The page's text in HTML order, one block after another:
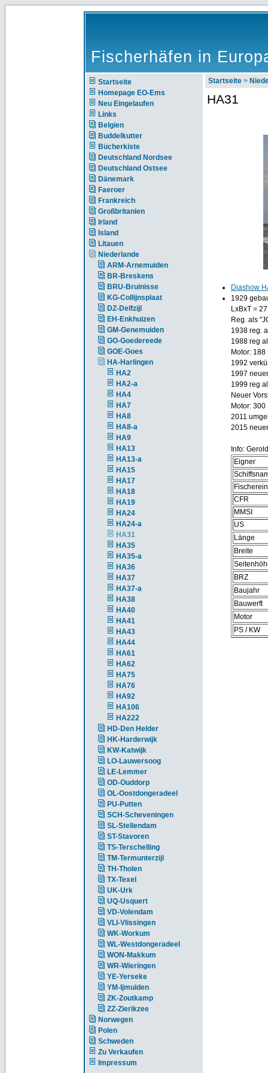
Fischerhäfen in
Startseite
Homepage EO-Ems
Neu Eingelaufen
Links
Belgien
Buddelkutter
Bücherkiste
Deutschland Nordsee
Deutschland Ostsee
Dänemark
Faeroer
Frankreich
Großbritanien
Irland
Island
Litauen
Niederlande
ARM-Arnemuiden
BR-Breskens
BRU-Bruinisse
KG-Collijnsplaat
DZ-Delfzijl
EH-Enkhuizen
GM-Genemuiden
GO-Goedereede
GOE-Goes
HA-Harlingen
HA2
HA2-a
HA4
HA7
HA8
HA8-a
HA9
HA13
HA13-a
HA15
HA17
HA18
HA19
HA24
HA24-a
HA31
HA35
HA35-a
HA36
HA37
HA37-a
HA38
HA40
HA41
HA43
HA44
HA61
HA62
HA75
HA76
HA92
HA106
HA222
HD-Den Helder
HK-Harderwijk
KW-Katwijk
LO-Lauwersoog
LE-Lemmer
OD-Ouddorp
OL-Oostdongeradeel
PU-Putten
SCH-Scheveningen
SL-Stellendam
ST-Stavoren
TS-Terschelling
TM-Termunterzijl
TH-Tholen
TX-Texel
UK-Urk
UQ-Usquert
VD-Volendam
VLI-Vlissingen
WK-Workum
WL-Westdongeradeel
WON-Makkum
WR-Wieringen
YE-Yerseke
YM-Ijmuiden
ZK-Zoutkamp
ZZ-Zierikzee
Norwegen
Polen
Schweden
Zu Verkaufen
Impressum
Startseite >
HA31
Diashow
1929
LxBxT =
Reg. als
1938 reg.
1988 reg
Motor: 188
1992
1997
1999 reg
Neuer
Motor: 300
2011
2015
Info:
Eigner
CFR
MMSI
US
Länge
Breite
BRZ
Baujahr
Bauwerft
Motor
PS / KW